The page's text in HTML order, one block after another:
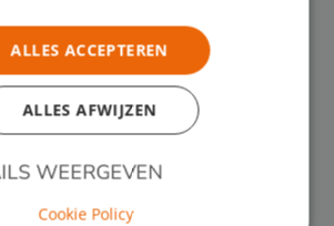
ALLES ACCEPTEREN
ALLES AFWIJZEN
WEERGEVEN
Cookie Policy